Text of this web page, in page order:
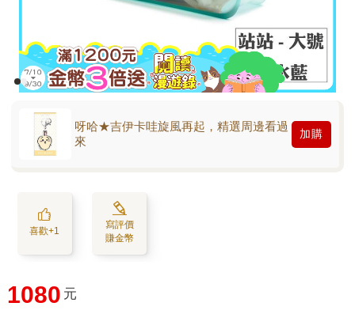
呀哈★吉伊卡哇旋風再起，精選周邊看過
來
加購
喜歡+1
寫評價
賺金幣
1080 元